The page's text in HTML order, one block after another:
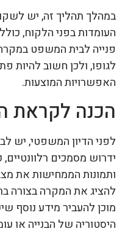
במהלך תהליך זה, יש
העומדות בפני הלקוח,
פנייה לבית המשפט
לגופו, ולכן חשוב להיות
האפשרויות המוצעות.
הכנה לקראת
לפני הדיון המשפטי, יש
ידרוש מסמכים רלוונטיים,
ותמונות הממחישות את
להציג את המקרה בצורה
מוכן להעביר מידע נוסף
היסטוריה של הבנייה או